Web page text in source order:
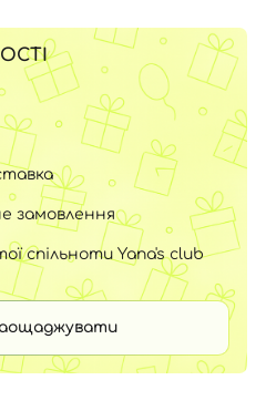
замовлення
спільноти Yana's club